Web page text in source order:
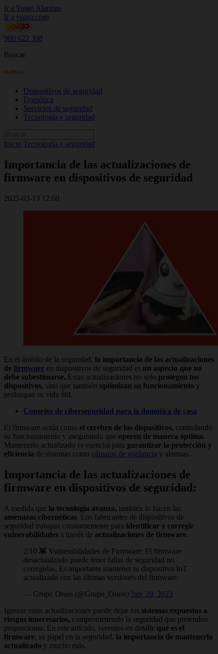
Ir a Yoigo Alarmas
Ir a yoigo.com
900 622 398
Buscar
Dispositivos de seguridad
Domótica
Servicios de seguridad
Tecnología y seguridad
Inicio Tecnología y seguridad
Importancia de las actualizaciones de
firmware en dispositivos de seguridad
2025-03-13 12:00
En el ámbito de la seguridad, la importancia de las actualizaciones
de firmware en dispositivos de seguridad es un aspecto que no
debe subestimarse. Estas actualizaciones no solo protegen tus
dispositivos, sino que también optimizan su funcionamiento y
prolongan su vida útil.
Consejos de ciberseguridad para la domótica de casa
El firmware actúa como el cerebro de los dispositivos, controlando
su funcionamiento y asegurando que operen de manera óptima.
Mantenerlo actualizado es esencial para garantizar la protección y
eficiencia de sistemas como cámaras de vigilancia y alarmas.
Importancia de las actualizaciones de
firmware en dispositivos de seguridad:
A medida que la tecnología avanza, también lo hacen las
amenazas cibernéticas. Los fabricantes de dispositivos de
seguridad trabajan constantemente para identificar y corregir
vulnerabilidades a través de actualizaciones de firmware.
2/10 👾 Vulnerabilidades de Firmware: El firmware
desactualizado puede tener fallas de seguridad no
corregidas. Es importante mantener tu dispositivo IoT
actualizado con las últimas versiones del firmware.
— Grupo Oruss (@Grupo_Oruss) July 28, 2023
Ignorar estas actualizaciones puede dejar tus sistemas expuestos a
riesgos innecesarios, comprometiendo la seguridad que pretenden
proporcionar. En este artículo, veremos en detalle qué es el
firmware, su papel en la seguridad, la importancia de mantenerlo
actualizado y mucho más.